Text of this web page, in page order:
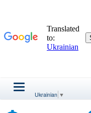
Ukrainian ▼